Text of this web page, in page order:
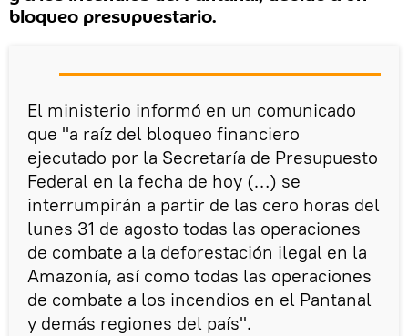
bloqueo presupuestario.
El ministerio informó en un comunicado
que "a raíz del bloqueo financiero
ejecutado por la Secretaría de Presupuesto
Federal en la fecha de hoy (…) se
interrumpirán a partir de las cero horas del
lunes 31 de agosto todas las operaciones
de combate a la deforestación ilegal en la
Amazonía, así como todas las operaciones
de combate a los incendios en el Pantanal
y demás regiones del país".